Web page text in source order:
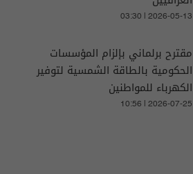
03:30 | 2026-05-13
مقترح برلماني بإلزام المؤسسات
الحكومية بالطاقة الشمسية لتوفير
الكهرباء للمواطنين
10:56 | 2026-07-25